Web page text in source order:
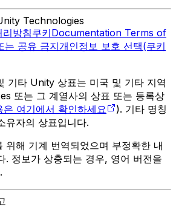
Technologies
방침쿠키Documentation Terms of
는 공유 금지개인정보 보호 선택(쿠키
기타 Unity 상표는 미국 및 기타 지역
또는 그 계열사의 상표 또는 등록상
은 여기에서 확인하세요
). 기타 명칭
유자의 상표입니다.
위해 기계 번역되었으며 부정확한 내
. 정보가 상충되는 경우, 영어 버전을